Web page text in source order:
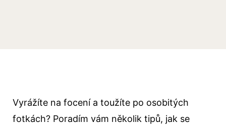
Vyrážíte na focení a toužíte po osobitých
fotkách? Poradím vám několik tipů, jak se